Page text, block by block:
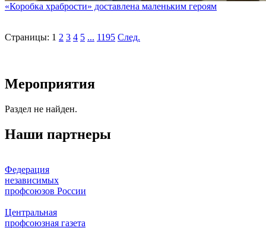
«Коробка храбрости» доставлена маленьким героям
Страницы: 1 2 3 4 5 ... 1195 След.
Мероприятия
Раздел не найден.
Наши партнеры
Федерация
независимых
профсоюзов России
Центральная
профсоюзная газета